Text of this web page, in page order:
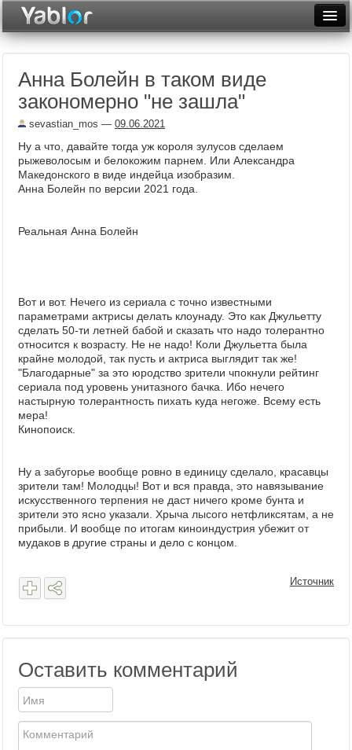
Неделя
Месяц
Архив
Анна Болейн в таком виде
закономерно "не зашла"
sevastian_mos — 09.06.2021
Ну а что, давайте тогда уж короля зулусов сделаем
рыжеволосым и белокожим парнем. Или Александра
Македонского в виде индейца изобразим.
Анна Болейн по версии 2021 года.
Реальная Анна Болейн
Вот и вот. Нечего из сериала с точно известными
параметрами актрисы делать клоунаду. Это как Джульетту
сделать 50-ти летней бабой и сказать что надо толерантно
относится к возрасту. Не не надо! Коли Джульетта была
крайне молодой, так пусть и актриса выглядит так же!
"Благодарные" за это юродство зрители чпокнули рейтинг
сериала под уровень унитазного бачка. Ибо нечего
настырную толерантность пихать куда негоже. Всему есть
мера!
Кинопоиск.
Ну а забугорье вообще ровно в единицу сделало, красавцы
зрители там! Молодцы! Вот и вся правда, это навязывание
искусственного терпения не даст ничего кроме бунта и
зрители это ясно указали. Хрыча лысого нетфликсятам, а не
прибыли. И вообще по итогам киноиндустрия убежит от
мудаков в другие страны и дело с концом.
Источник
Оставить комментарий